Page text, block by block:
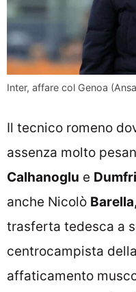
Inter, affare col Genoa
Il tecnico romeno
assenza molto
Calhanoglu e
anche Nicolò
trasferta tedesca a
centrocampista
affaticamento